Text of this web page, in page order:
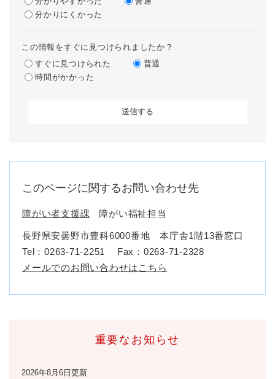
分かりにくかった
この情報をすぐに見つけられましたか？
すぐに見つけられた
普通
時間がかかった
このページに関するお問い合わせ先
障がい者支援課 障がい福祉担当
長野県安曇野市豊科6000番地 本庁舎1階13番窓口
Tel：0263-71-2251
Fax：0263-71-2328
メールでのお問い合わせはこちら
重要なお知らせ
2026年8月6日更新